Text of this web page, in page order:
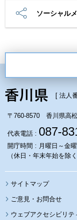
ソーシャル
[ 法人
〒760-8570 香川県高
代表電話 : 087-
開庁時間 : 月曜日～金
（休日・年末年始を除く
サイトマップ
ウェブアクセシビリテ